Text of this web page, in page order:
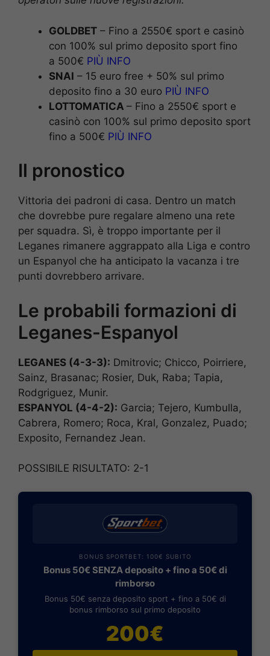
GOLDBET – Fino a 2550€ sport e casinò
con 100% sul primo deposito sport fino
a 500€ PIÙ INFO
SNAI – 15 euro free + 50% sul primo
deposito fino a 30 euro PIÙ INFO
LOTTOMATICA – Fino a 2550€ sport e
casinò con 100% sul primo deposito sport
fino a 500€ PIÙ INFO
Il pronostico
Vittoria dei padroni di casa. Dentro un match
che dovrebbe pure regalare almeno una rete
per squadra. Sì, è troppo importante per il
Leganes rimanere aggrappato alla Liga e contro
un Espanyol che ha anticipato la vacanza i tre
punti dovrebbero arrivare.
Le probabili formazioni di
Leganes-Espanyol
LEGANES (4-3-3): Dmitrovic; Chicco, Poirriere,
Sainz, Brasanac; Rosier, Duk, Raba; Tapia,
Rodgriguez, Munir.
ESPANYOL (4-4-2): Garcia; Tejero, Kumbulla,
Cabrera, Romero; Roca, Kral, Gonzalez, Puado;
Exposito, Fernandez Jean.
POSSIBILE RISULTATO: 2-1
BONUS SPORTBET: 100€ SUBITO
Bonus 50€ SENZA deposito + fino a 50€ di
rimborso
Bonus 50€ senza deposito sport + fino a 50€ di
bonus rimborso sul primo deposito
200€